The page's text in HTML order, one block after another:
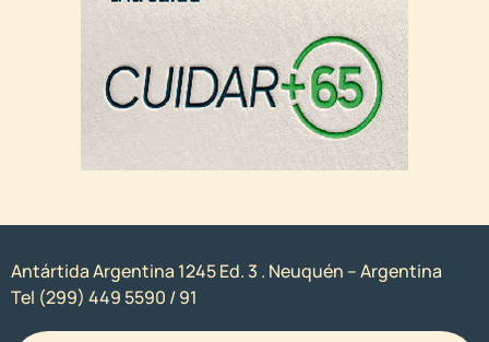
Antártida Argentina 1245 Ed. 3 . Neuquén – Argentina
Tel (299) 449 5590 / 91